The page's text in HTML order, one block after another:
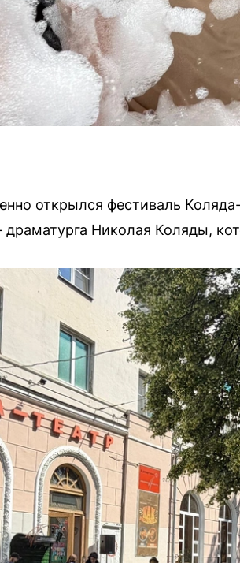
открылся фестиваль
драматурга Николая Коляды,